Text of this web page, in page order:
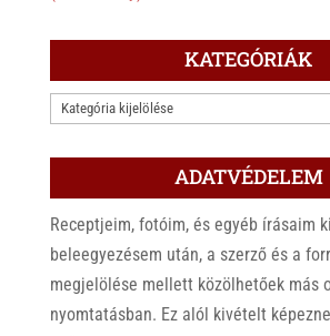
KATEGÓRIÁK
KATEGÓRIÁK
ADATVÉDELEM
Receptjeim, fotóim, és egyéb írásaim
beleegyezésem után, a szerző és a
megjelölése mellett közölhetőek más
nyomtatásban. Ez alól kivételt